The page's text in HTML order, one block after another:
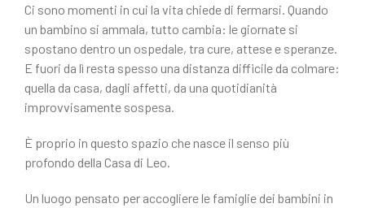
c
e
b
o
k
n
di
vi
di
Ci sono momenti in cui la vita chiede di fermarsi. Quando
un bambino si ammala, tutto cambia: le giornate si
spostano dentro un ospedale, tra cure, attese e speranze.
E fuori da lì resta spesso una distanza difficile da colmare:
quella da casa, dagli affetti, da una quotidianità
improvvisamente sospesa.
È proprio in questo spazio che nasce il senso più
profondo della Casa di Leo.
Un luogo pensato per accogliere le famiglie dei bambini in